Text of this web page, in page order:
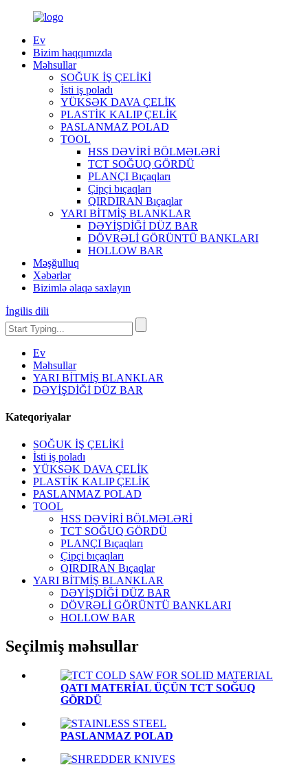
Ev
Bizim haqqımızda
Məhsullar
SOĞUK İŞ ÇELİKİ
İsti iş poladı
YÜKSƏK DAVA ÇELİK
PLASTİK KALIP ÇELİK
PASLANMAZ POLAD
TOOL
HSS DƏVİRİ BÖLMƏLƏRİ
TCT SOĞUQ GÖRDÜ
PLANÇI Bıçaqları
Çipçi bıçaqları
QIRDIRAN Bıçaqlar
YARI BİTMİŞ BLANKLAR
DƏYİŞDİĞİ DÜZ BAR
DÖVRƏLİ GÖRÜNTÜ BANKLARI
HOLLOW BAR
Məşğulluq
Xəbərlər
Bizimlə əlaqə saxlayın
İngilis dili
Ev
Məhsullar
YARI BİTMİŞ BLANKLAR
DƏYİŞDİĞİ DÜZ BAR
Kateqoriyalar
SOĞUK İŞ ÇELİKİ
İsti iş poladı
YÜKSƏK DAVA ÇELİK
PLASTİK KALIP ÇELİK
PASLANMAZ POLAD
TOOL
HSS DƏVİRİ BÖLMƏLƏRİ
TCT SOĞUQ GÖRDÜ
PLANÇI Bıçaqları
Çipçi bıçaqları
QIRDIRAN Bıçaqlar
YARI BİTMİŞ BLANKLAR
DƏYİŞDİĞİ DÜZ BAR
DÖVRƏLİ GÖRÜNTÜ BANKLARI
HOLLOW BAR
Seçilmiş məhsullar
QATI MATERİAL ÜÇÜN TCT SOĞUQ
GÖRDÜ
PASLANMAZ POLAD